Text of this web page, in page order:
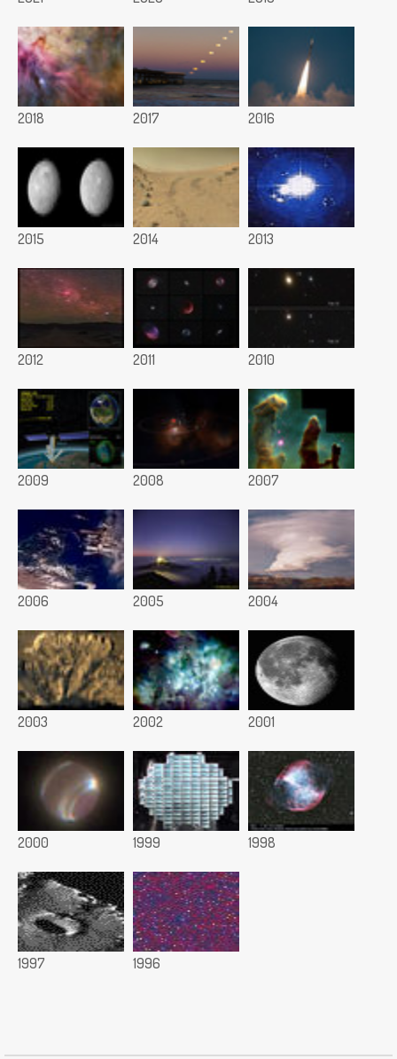
2018 2017 2016
2015 2014 2013
2012 2011 2010
2009 2008 2007
2006 2005 2004
2003 2002 2001
2000 1999 1998
1997 1996